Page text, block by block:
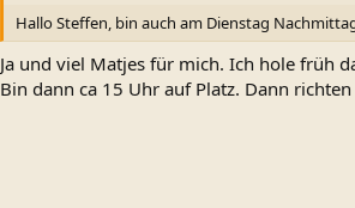
e
n
:
Hallo Steffen, bin auch am Dienstag
Ja und viel Matjes für mich. Ich hole früh
Bin dann ca 15 Uhr auf Platz. Dann